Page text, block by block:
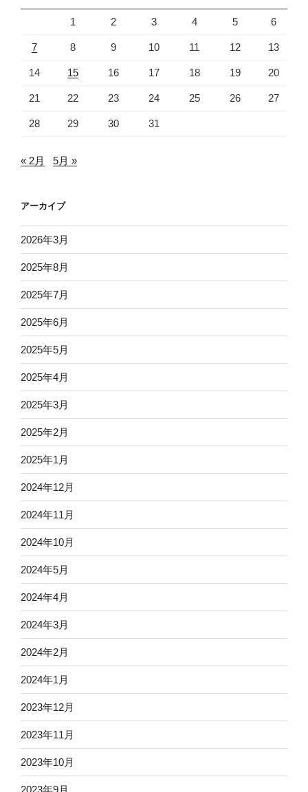
1 2 3 4 5 6
7 8 9 10 11 12 13
14 15 16 17 18 19 20
21 22 23 24 25 26 27
28 29 30 31
« 2月 5月 »
アーカイブ
2026年3月
2025年8月
2025年7月
2025年6月
2025年5月
2025年4月
2025年3月
2025年2月
2025年1月
2024年12月
2024年11月
2024年10月
2024年5月
2024年4月
2024年3月
2024年2月
2024年1月
2023年12月
2023年11月
2023年10月
2023年9月